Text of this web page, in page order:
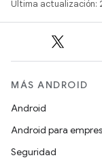
Última
MÁS ANDROID
Android
Android para
Seguridad